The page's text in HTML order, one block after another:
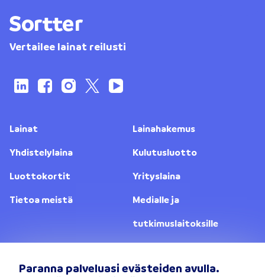
Paranna palveluasi evästeiden avulla.
Vertailee lainat reilusti
Lainat
Lainahakemus
Yhdistelylaina
Kulutusluotto
Luottokortit
Yrityslaina
Tietoa meistä
Medialle ja
tutkimuslaitoksille